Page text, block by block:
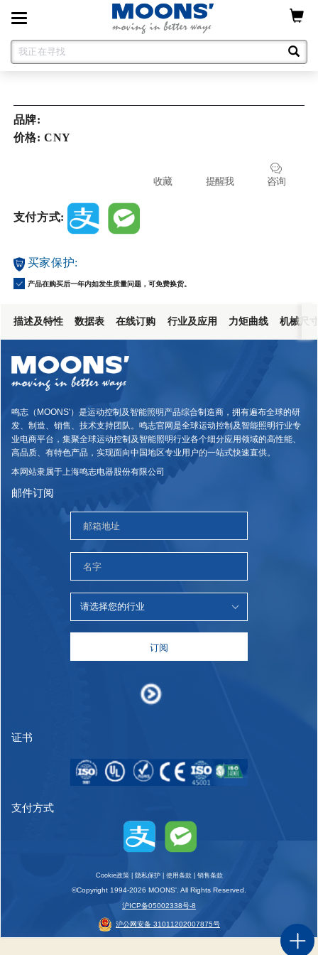
Toggle
navigation
品牌:
价格: CNY
咨询
提醒我
收藏
支付方式:
买家保护:
产品在购买后一年内如发生质量问题，可免费换货。
描述及特性 数据表 在线订购 行业及应用 力矩曲线 机械尺
鸣志（MOONS'）是运动控制及智能照明产品综合制造商，拥有遍布全球的研
发、制造、销售、技术支持团队。鸣志官网是全球运动控制及智能照明行业专
业电商平台，集聚全球运动控制及智能照明行业各个细分应用领域的高性能、
高品质、有特色产品，实现面向中国地区专业用户的一站式快速直供。
本网站隶属于上海鸣志电器股份有限公司
邮件订阅
订阅
证书
支付方式
Cookie政策| 隐私保护| 使用条款| 销售条款
©Copyright 1994-2026 MOONS'. All Rights Reserved.
沪ICP备05002338号-8
沪公网安备 31011202007875号